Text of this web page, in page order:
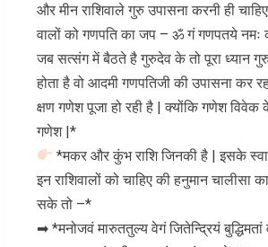
और मीन राशिवाले गुरु उपासना करनी ही
वालों को गणपति का जप – ॐ गं गणपतये नमः
जब सत्संग में बैठते है गुरुदेव के तो पूरा ध्यान
होता है वो आदमी गणपतिजी की उपासना कर
क्षण गणेश पूजा हो रही है | क्योंकि गणेश विवेक
गणेश |*
*मकर और कुंभ राशि जिनकी है | इसके
इन राशिवालों को चाहिए की हनुमान चालीसा
सके तो –*
➡ *मनोजवं मारुततुल्य वेगं जितेन्द्रियं बुद्धिमतां